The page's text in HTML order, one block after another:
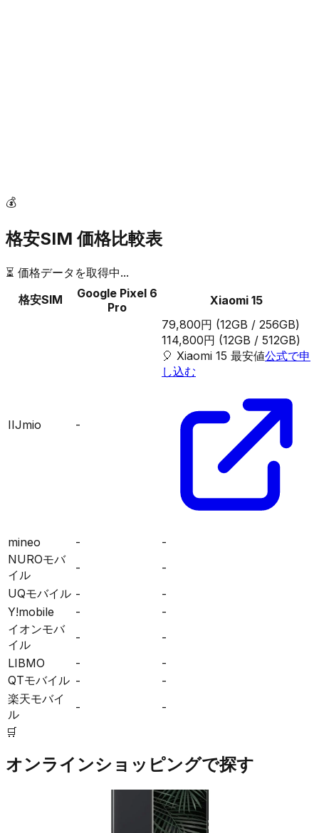
💰
格安SIM 価格比較表
⏳ 価格データを取得中...
格安SIM
Google Pixel 6
Pro
Xiaomi 15
IIJmio -
79,800円 (12GB / 256GB)
114,800円 (12GB / 512GB)
🎈 Xiaomi 15 最安値公式で申
し込む
mineo -
-
NUROモバ
イル
-
-
UQモバイル -
-
Y!mobile
-
-
イオンモバ
イル
-
-
LIBMO
-
-
QTモバイル -
-
楽天モバイ
ル
-
-
🛒
オンラインショッピングで探す